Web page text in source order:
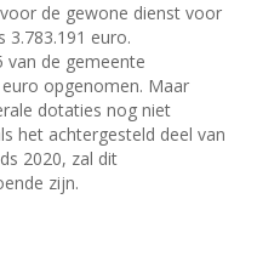
de gewone dienst voor
3.783.191 euro.
van de gemeente
opgenomen. Maar
dotaties nog niet
het achtergesteld deel van
2020, zal dit
zijn.